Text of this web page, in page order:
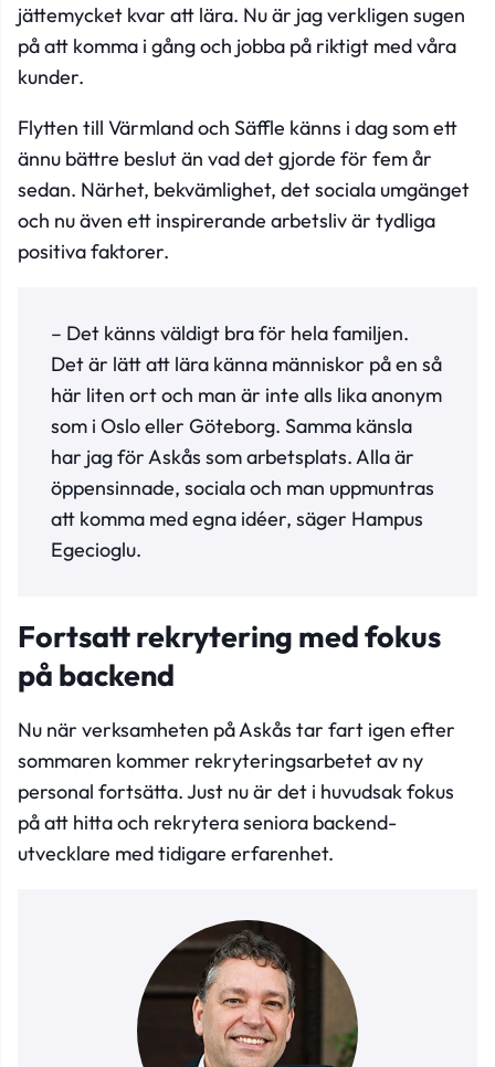
jättemycket kvar att lära. Nu är jag verkligen sugen
på att komma i gång och jobba på riktigt med våra
kunder.
Flytten till Värmland och Säffle känns i dag som ett
ännu bättre beslut än vad det gjorde för fem år
sedan. Närhet, bekvämlighet, det sociala umgänget
och nu även ett inspirerande arbetsliv är tydliga
positiva faktorer.
– Det känns väldigt bra för hela familjen.
Det är lätt att lära känna människor på en så
här liten ort och man är inte alls lika anonym
som i Oslo eller Göteborg. Samma känsla
har jag för Askås som arbetsplats. Alla är
öppensinnade, sociala och man uppmuntras
att komma med egna idéer, säger Hampus
Egecioglu.
Fortsatt rekrytering med fokus
på backend
Nu när verksamheten på Askås tar fart igen efter
sommaren kommer rekryteringsarbetet av ny
personal fortsätta. Just nu är det i huvudsak fokus
på att hitta och rekrytera seniora backend-
utvecklare med tidigare erfarenhet.